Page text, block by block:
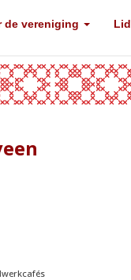
de vereniging